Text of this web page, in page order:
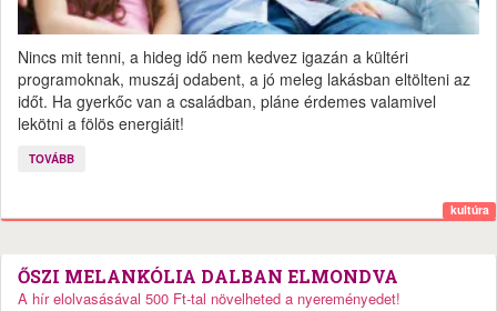
Nincs mit tenni, a hideg idő nem kedvez igazán a kültéri
programoknak, muszáj odabent, a jó meleg lakásban eltölteni az
időt. Ha gyerkőc van a családban, pláne érdemes valamivel
lekötni a fölös energiáit!
TOVÁBB
kultúra
ŐSZI MELANKÓLIA DALBAN ELMONDVA
A hír elolvasásával 500 Ft-tal növelheted a nyereményedet!